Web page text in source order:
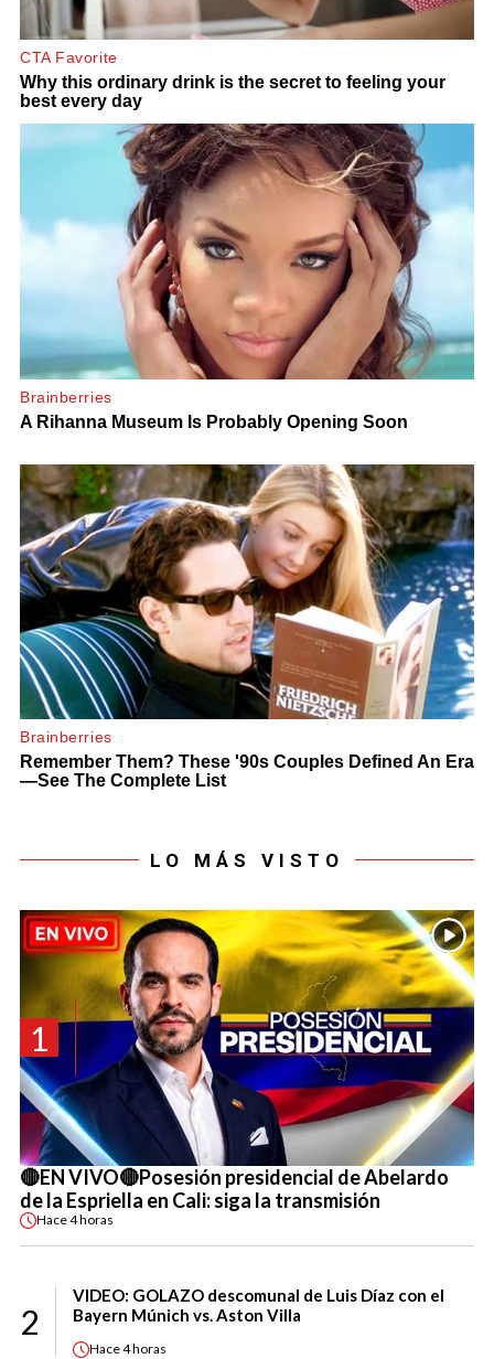
LO MÁS VISTO
1
🔴EN VIVO🔴Posesión presidencial de Abelardo
de la Espriella en Cali: siga la transmisión
Hace4 horas
2
VIDEO: GOLAZO descomunal de Luis Díaz con el
Bayern Múnich vs. Aston Villa
Hace4 horas